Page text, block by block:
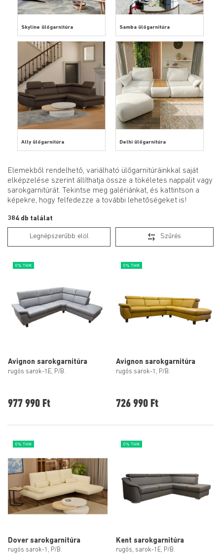
Skyline ülőgarnitúra Samba ülőgarnitúra
Ally ülőgarnitúra Delhi ülőgarnitúra
Elemekből rendelhető, variálható ülőgarnitúráinkkal saját
elképzelése szerint állíthatja össze a tökéletes nappalit vagy
sarokgarnitúrát. Tekintse meg galériánkat, és kattintson a
képekre, hogy felfedezze a további lehetőségeket is!
384 db találat
Legnépszerűbb elöl Szűrés
0% THM
Avignon sarokgarnitúra
rugós sarok-1E, P/B.
977 990 Ft
0% THM
Avignon sarokgarnitúra
rugós sarok-1, P/B.
726 990 Ft
0% THM
Dover sarokgarnitúra
rugós sarok-1, P/B.
0% THM
Kent sarokgarnitúra
rugós, sarok-1E, P/B.